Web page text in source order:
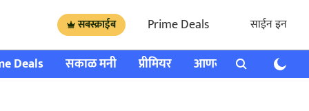
सबस्क्राईब Prime Deals साईन इन
Deals सकाळ मनी प्रीमियर आणखी राशी भविष्य